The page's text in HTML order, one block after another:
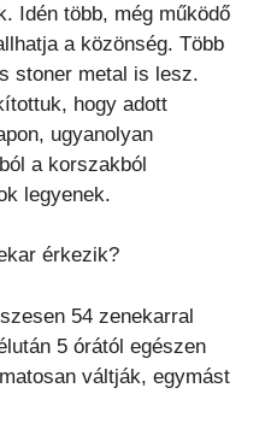
Idén több, még működő
a közönség. Több
stoner metal is lesz.
hogy adott
ugyanolyan
a korszakból
legyenek.
érkezik?
54 zenekarral
5 órától egészen
váltják, egymást